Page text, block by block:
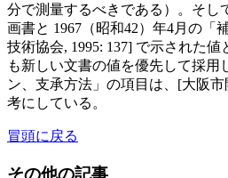
分で測量するべきである）。そし
画書と 1967（昭和42）年4月の「
技術協会, 1995: 137] で示された
も新しい文書の値を優先して採用
ン、支承方法」の項目は、[大阪市
考にしている。
冒頭に戻る
その他の記事